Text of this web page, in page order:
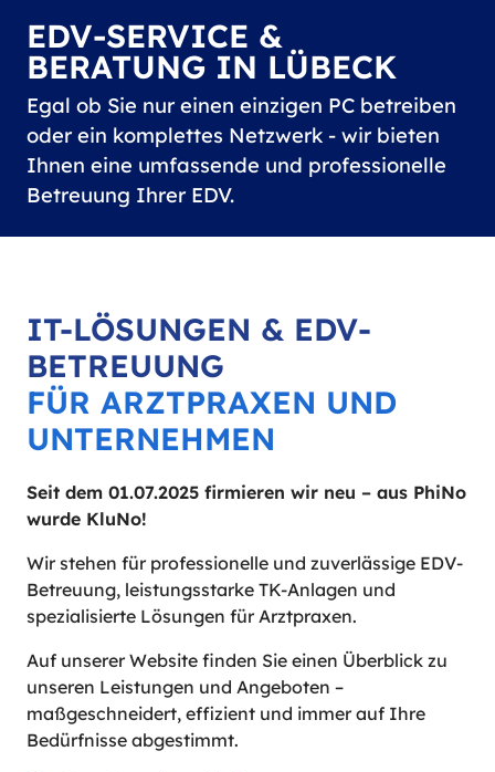
EDV-SERVICE &
BERATUNG IN LÜBECK
Egal ob Sie nur einen einzigen PC betreiben
oder ein komplettes Netzwerk - wir bieten
Ihnen eine umfassende und professionelle
Betreuung Ihrer EDV.
IT-LÖSUNGEN & EDV-
BETREUUNG
FÜR ARZTPRAXEN UND
UNTERNEHMEN
Seit dem 01.07.2025 firmieren wir neu – aus PhiNo
wurde KluNo!
Wir stehen für professionelle und zuverlässige EDV-
Betreuung, leistungsstarke TK-Anlagen und
spezialisierte Lösungen für Arztpraxen.
Auf unserer Website finden Sie einen Überblick zu
unseren Leistungen und Angeboten –
maßgeschneidert, effizient und immer auf Ihre
Bedürfnisse abgestimmt.